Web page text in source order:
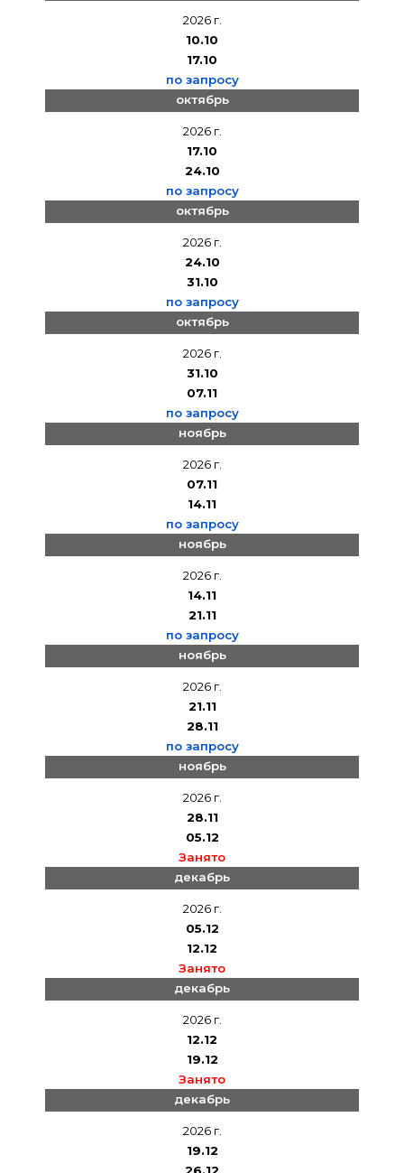
2026 г.
10.10
17.10
по запросу
октябрь
2026 г.
17.10
24.10
по запросу
октябрь
2026 г.
24.10
31.10
по запросу
октябрь
2026 г.
31.10
07.11
по запросу
ноябрь
2026 г.
07.11
14.11
по запросу
ноябрь
2026 г.
14.11
21.11
по запросу
ноябрь
2026 г.
21.11
28.11
по запросу
ноябрь
2026 г.
28.11
05.12
Занято
декабрь
2026 г.
05.12
12.12
Занято
декабрь
2026 г.
12.12
19.12
Занято
декабрь
2026 г.
19.12